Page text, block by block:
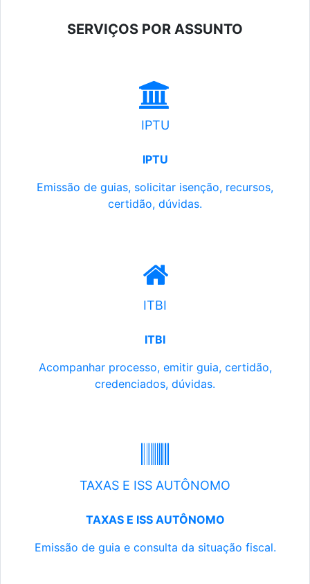
SERVIÇOS POR ASSUNTO
IPTU
IPTU
Emissão de guias, solicitar isenção, recursos,
certidão, dúvidas.
ITBI
ITBI
Acompanhar processo, emitir guia, certidão,
credenciados, dúvidas.
TAXAS E ISS AUTÔNOMO
TAXAS E ISS AUTÔNOMO
Emissão de guia e consulta da situação fiscal.